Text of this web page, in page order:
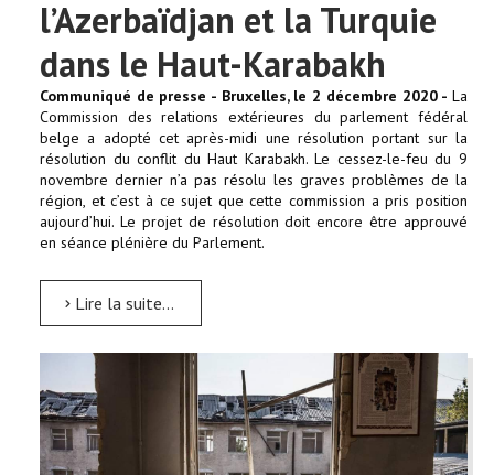
l’Azerbaïdjan et la Turquie
dans le Haut-Karabakh
Communiqué de presse - Bruxelles, le 2 décembre 2020 - La
Commission des relations extérieures du parlement fédéral
belge a adopté cet après-midi une résolution portant sur la
résolution du conflit du Haut Karabakh. Le cessez-le-feu du 9
novembre dernier n’a pas résolu les graves problèmes de la
région, et c’est à ce sujet que cette commission a pris position
aujourd’hui. Le projet de résolution doit encore être approuvé
en séance plénière du Parlement.
Lire la suite...